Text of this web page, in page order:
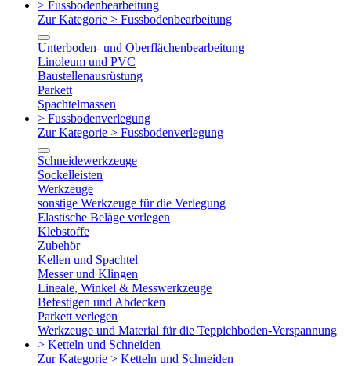
> Fussbodenbearbeitung
Zur Kategorie > Fussbodenbearbeitung
Unterboden- und Oberflächenbearbeitung
Linoleum und PVC
Baustellenausrüstung
Parkett
Spachtelmassen
> Fussbodenverlegung
Zur Kategorie > Fussbodenverlegung
Schneidewerkzeuge
Sockelleisten
Werkzeuge
sonstige Werkzeuge für die Verlegung
Elastische Beläge verlegen
Klebstoffe
Zubehör
Kellen und Spachtel
Messer und Klingen
Lineale, Winkel & Messwerkzeuge
Befestigen und Abdecken
Parkett verlegen
Werkzeuge und Material für die Teppichboden-Verspannung
> Ketteln und Schneiden
Zur Kategorie > Ketteln und Schneiden